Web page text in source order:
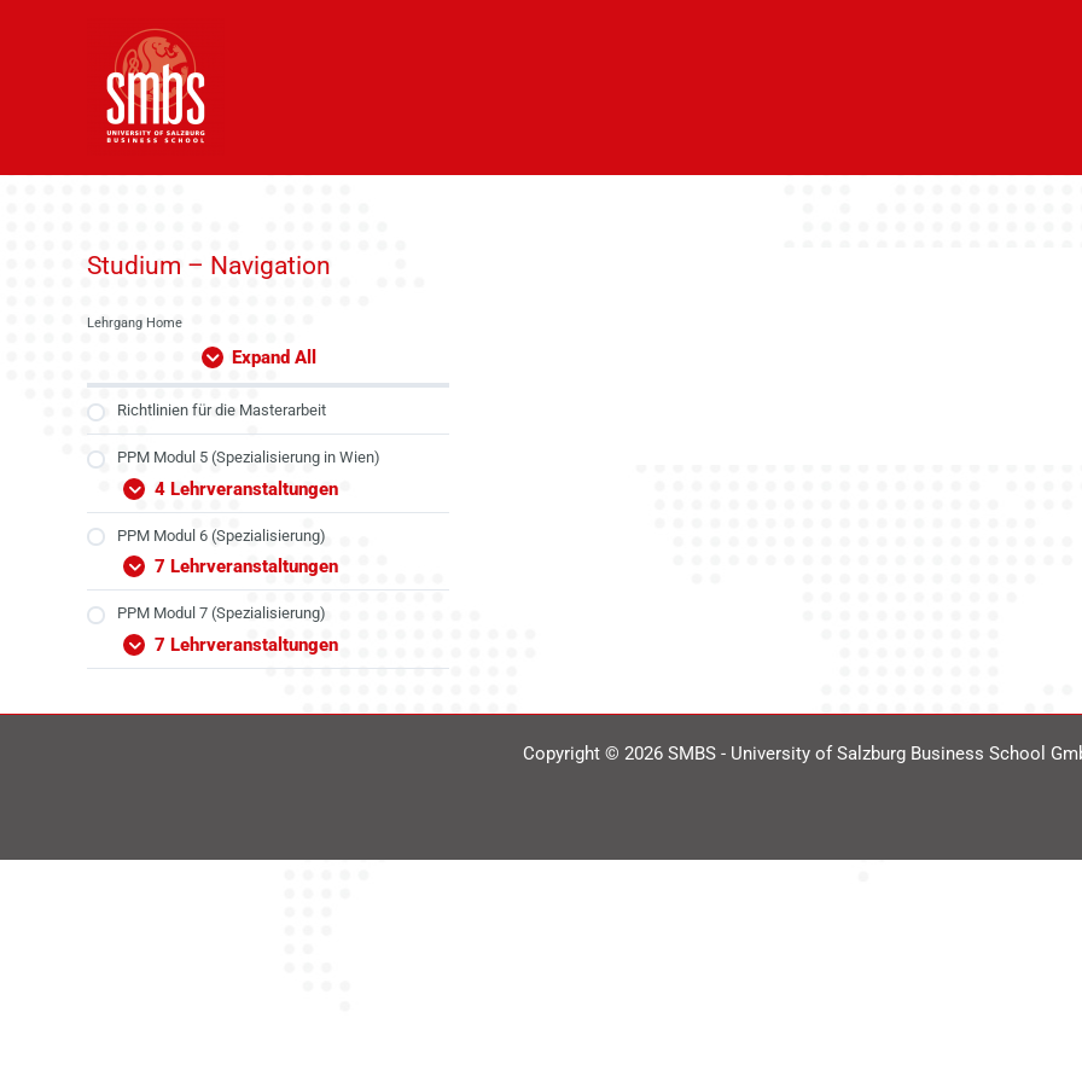
Studium – Navigation
Lehrgang Home
Expand All
Richtlinien für die Masterarbeit
PPM Modul 5 (Spezialisierung in Wien)
4 Lehrveranstaltungen
PPM Modul 6 (Spezialisierung)
7 Lehrveranstaltungen
PPM Modul 7 (Spezialisierung)
7 Lehrveranstaltungen
Copyright © 2026 SMBS - University of Salzburg Business School